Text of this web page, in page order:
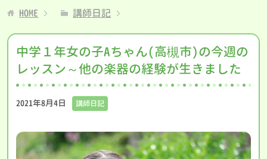
HOME 講師日記
中学１年女の子Aちゃん(高槻市)の今週の
レッスン～他の楽器の経験が生きました
2021年8月4日 講師日記